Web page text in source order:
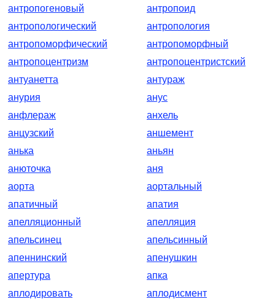
антропогеновый
антропоид
антропологический
антропология
антропоморфический
антропоморфный
антропоцентризм
антропоцентристский
антуанетта
антураж
анурия
анус
анфлераж
анхель
анцузский
аншемент
анька
аньян
анюточка
аня
аорта
аортальный
апатичный
апатия
апелляционный
апелляция
апельсинец
апельсинный
апеннинский
апенушкин
апертура
апка
аплодировать
аплодисмент